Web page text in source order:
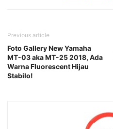
Previous article
Foto Gallery New Yamaha
MT-03 aka MT-25 2018, Ada
Warna Fluorescent Hijau
Stabilo!